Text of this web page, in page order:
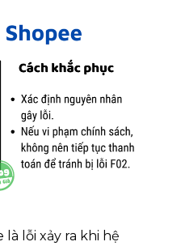
là lỗi xảy ra khi hệ